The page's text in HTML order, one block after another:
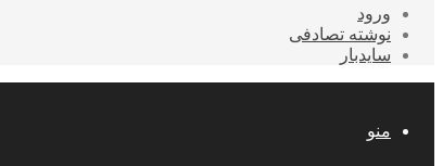
ورود
نوشته تصادفی
سایدبار
منو